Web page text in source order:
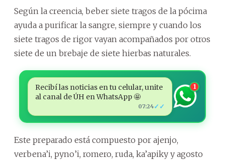
Según la creencia, beber siete tragos de la pócima
ayuda a purificar la sangre, siempre y cuando los
siete tragos de rigor vayan acompañados por otros
siete de un brebaje de siete hierbas naturales.
Recibí las noticias en tu celular, unite
al canal de ÚH en WhatsApp 🤩
07:24✓✓
1
Este preparado está compuesto por ajenjo,
verbena’i, pyno’i, romero, ruda, ka’apiky y agosto